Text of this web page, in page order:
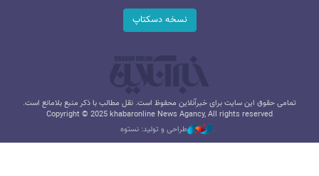
نسخه دسکتاپ
تمامی حقوق این سایت برای خبرآنلاین محفوظ است. نقل مطالب با ذکر منبع بلامانع است.
Copyright © 2025 khabaronline News Agancy, All rights reserved
طراحی و تولید: نستوه